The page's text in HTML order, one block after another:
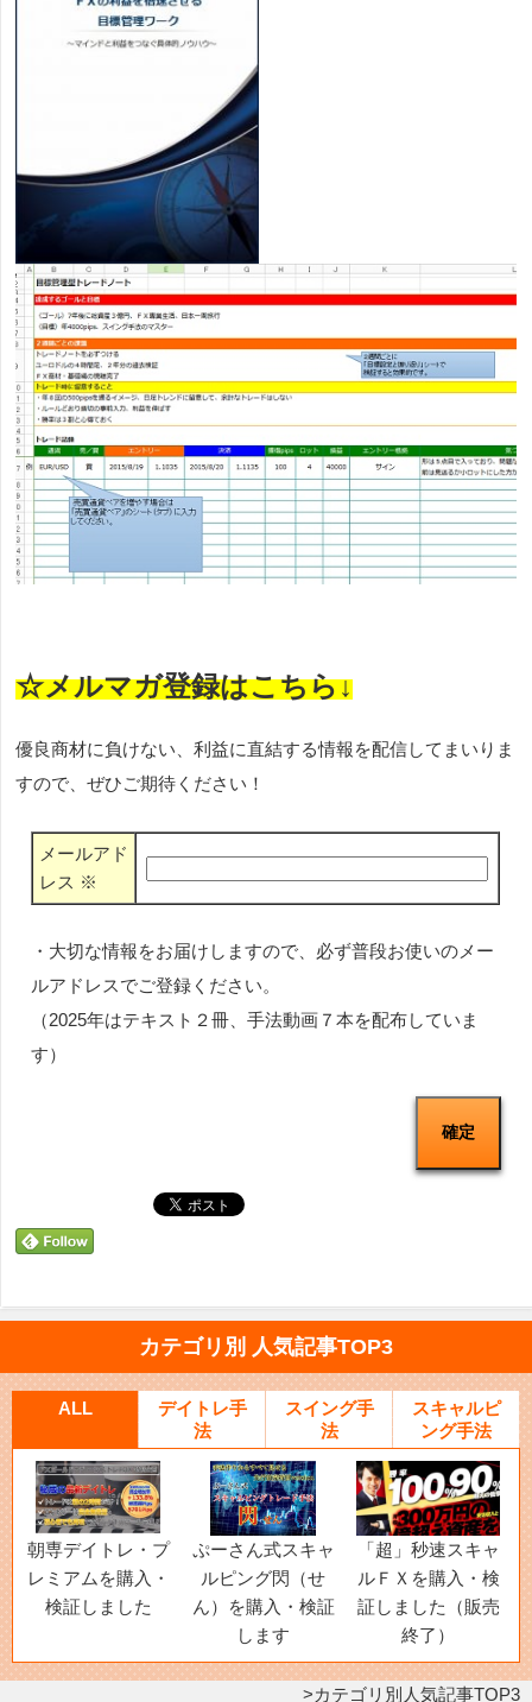
☆メルマガ登録はこちら↓
優良商材に負けない、利益に直結する情報を配信してまいりま
すので、ぜひご期待ください！
メールアド
レス ※
・大切な情報をお届けしますので、必ず普段お使いのメー
ルアドレスでご登録ください。
（2025年はテキスト２冊、手法動画７本を配布していま
す）
カテゴリ別 人気記事TOP3
ALL
デイトレ手
法
スイング手
法
スキャルピ
ング手法
朝専デイトレ・プ
レミアムを購入・
検証しました
ぷーさん式スキャ
ルピング閃（せ
ん）を購入・検証
します
「超」秒速スキャ
ルＦＸを購入・検
証しました（販売
終了）
カテゴリ別人気記事TOP3